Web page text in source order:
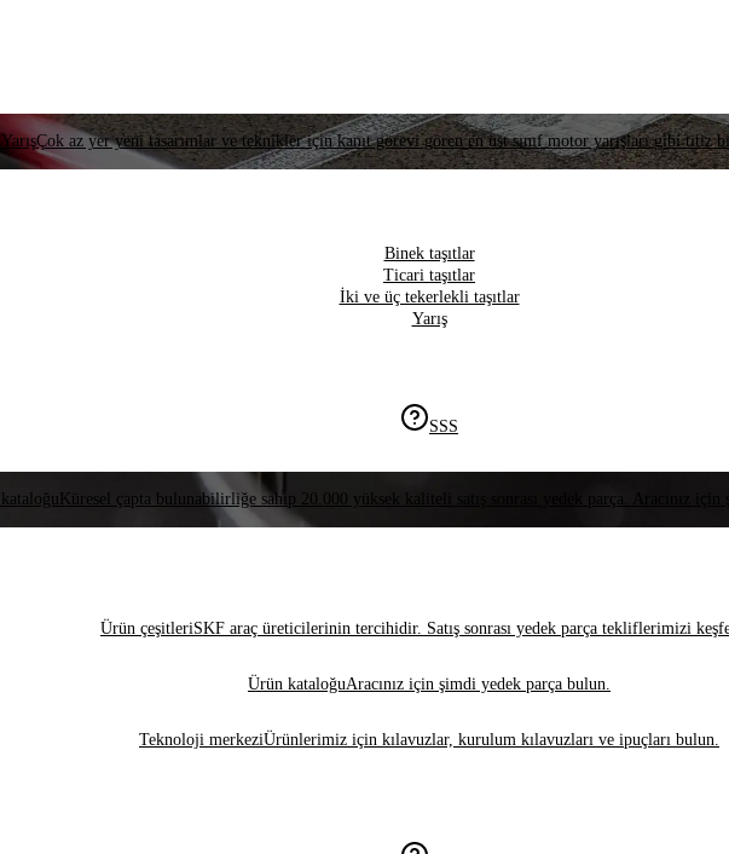
YarışÇok az yer yeni tasarımlar ve teknikler için kanıt görevi gören en üst sınıf motor yarışları gibi titiz
Binek taşıtlar
Ticari taşıtlar
İki ve üç tekerlekli taşıtlar
Yarış
SSS
Küresel çapta bulunabilirliğe sahip 20.000 yüksek kaliteli satış sonrası yedek parça. Aracınız
Ürün çeşitleriSKF araç üreticilerinin tercihidir. Satış sonrası yedek parça tekliflerimizi
Ürün kataloğuAracınız için şimdi yedek parça bulun.
Teknoloji merkeziÜrünlerimiz için kılavuzlar, kurulum kılavuzları ve ipuçları bulun.